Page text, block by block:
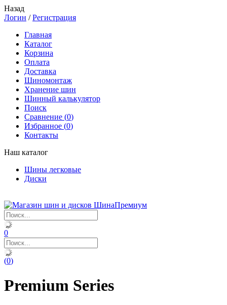
Назад
Логин /Регистрация
Главная
Каталог
Корзина
Оплата
Доставка
Шиномонтаж
Хранение шин
Шинный калькулятор
Поиск
Сравнение (0)
Избранное (0)
Контакты
Наш каталог
Шины легковые
Диски
0
(0)
Premium Series